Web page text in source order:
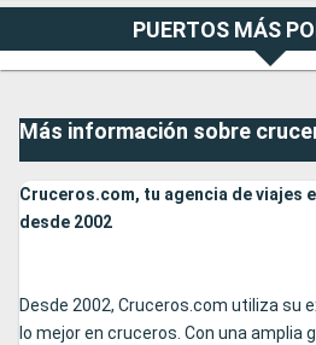
PUERTOS MÁS
Más información sobre
Cruceros.com, tu agencia de viajes
desde 2002
Desde 2002, Cruceros.com utiliza su
lo mejor en cruceros. Con una amplia